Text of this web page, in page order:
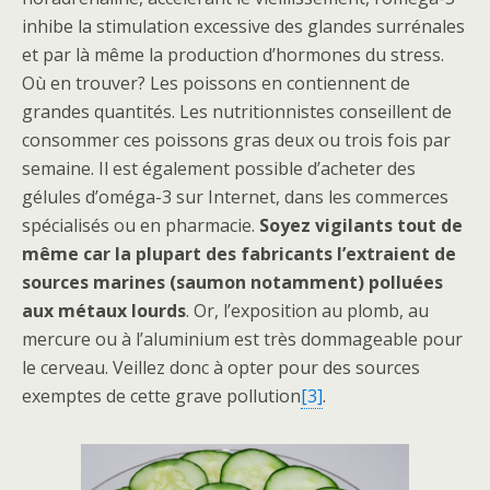
inhibe la stimulation excessive des glandes surrénales
et par là même la production d’hormones du stress.
Où en trouver? Les poissons en contiennent de
grandes quantités. Les nutritionnistes conseillent de
consommer ces poissons gras deux ou trois fois par
semaine. Il est également possible d’acheter des
gélules d’oméga-3 sur Internet, dans les commerces
spécialisés ou en pharmacie. Soyez vigilants tout de
même car la plupart des fabricants l’extraient de
sources marines (saumon notamment) polluées
aux métaux lourds. Or, l’exposition au plomb, au
mercure ou à l’aluminium est très dommageable pour
le cerveau. Veillez donc à opter pour des sources
exemptes de cette grave pollution[3].